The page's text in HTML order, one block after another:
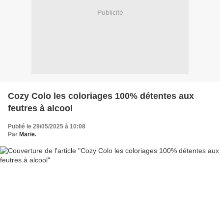
Publicité
Cozy Colo les coloriages 100% détentes aux
feutres à alcool
Publié le 29/05/2025 à 10:08
Par Marie.